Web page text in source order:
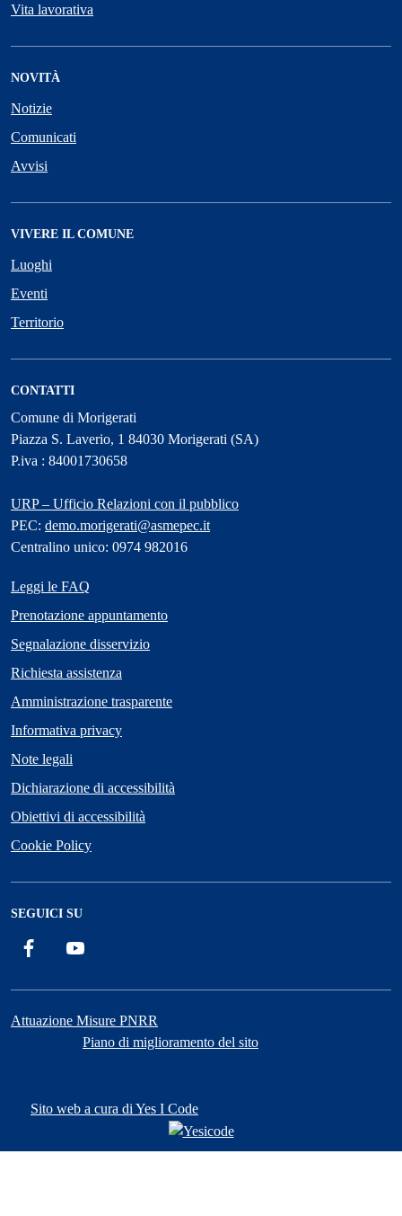
Vita lavorativa
NOVITÀ
Notizie
Comunicati
Avvisi
VIVERE IL COMUNE
Luoghi
Eventi
Territorio
CONTATTI
Comune di Morigerati
Piazza S. Laverio, 1 84030 Morigerati (SA)
P.iva : 84001730658
URP – Ufficio Relazioni con il pubblico
PEC: demo.morigerati@asmepec.it
Centralino unico: 0974 982016
Leggi le FAQ
Prenotazione appuntamento
Segnalazione disservizio
Richiesta assistenza
Amministrazione trasparente
Informativa privacy
Note legali
Dichiarazione di accessibilità
Obiettivi di accessibilità
Cookie Policy
SEGUICI SU
Facebook
Attuazione Misure PNRR
Piano di miglioramento del sito
Sito web a cura di Yes I Code